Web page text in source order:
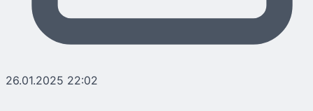
26.01.2025 22:02